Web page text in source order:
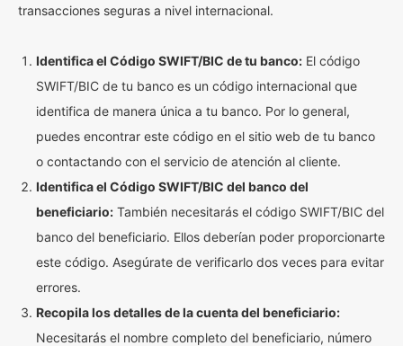
transacciones seguras a nivel internacional.
Identifica el Código SWIFT/BIC de tu banco: El código
SWIFT/BIC de tu banco es un código internacional que
identifica de manera única a tu banco. Por lo general,
puedes encontrar este código en el sitio web de tu banco
o contactando con el servicio de atención al cliente.
Identifica el Código SWIFT/BIC del banco del
beneficiario: También necesitarás el código SWIFT/BIC del
banco del beneficiario. Ellos deberían poder proporcionarte
este código. Asegúrate de verificarlo dos veces para evitar
errores.
Recopila los detalles de la cuenta del beneficiario:
Necesitarás el nombre completo del beneficiario, número